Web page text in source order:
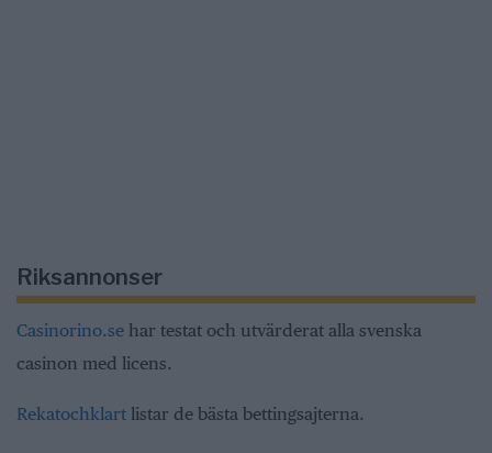
Riksannonser
Casinorino.se har testat och utvärderat alla svenska
casinon med licens.
Rekatochklart listar de bästa bettingsajterna.